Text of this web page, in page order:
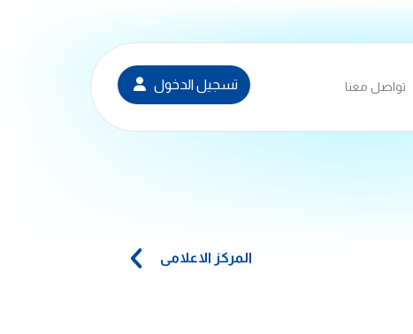
تواصل معنا تسجيل الدخول
المركز الاعلامى